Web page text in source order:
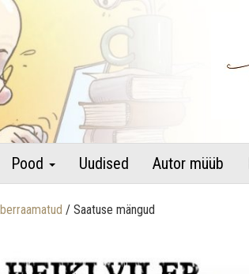
– Heiki Vilepi
ja autogrammiga
Pood
Uudised Autor müüb
/ Saatuse mängud